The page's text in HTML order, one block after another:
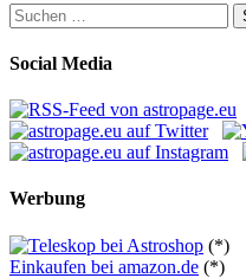
Suchen
nach:
Social Media
Werbung
(*)
Einkaufen bei amazon.de (*)